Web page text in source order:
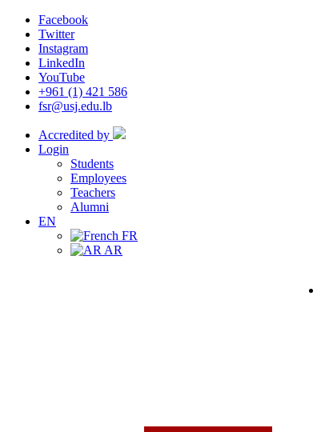
Facebook
Twitter
Instagram
LinkedIn
YouTube
+961 (1) 421 586
fsr@usj.edu.lb
Accredited by
Login
Students
Employees
Teachers
Alumni
EN
FR
AR